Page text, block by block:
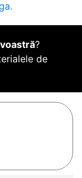
?
de